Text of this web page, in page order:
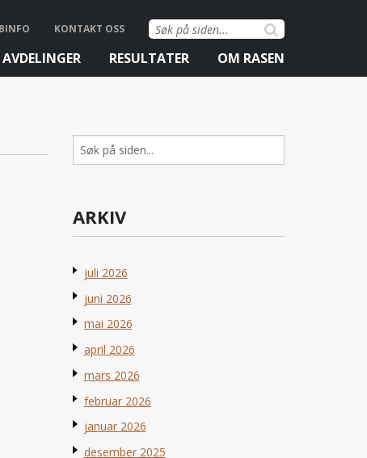
Søk
etter:
KONTAKT OSS
AVDELINGER RESULTATER OM RASEN
Søk
etter:
ARKIV
juli 2026
juni 2026
mai 2026
april 2026
mars 2026
februar 2026
januar 2026
desember 2025